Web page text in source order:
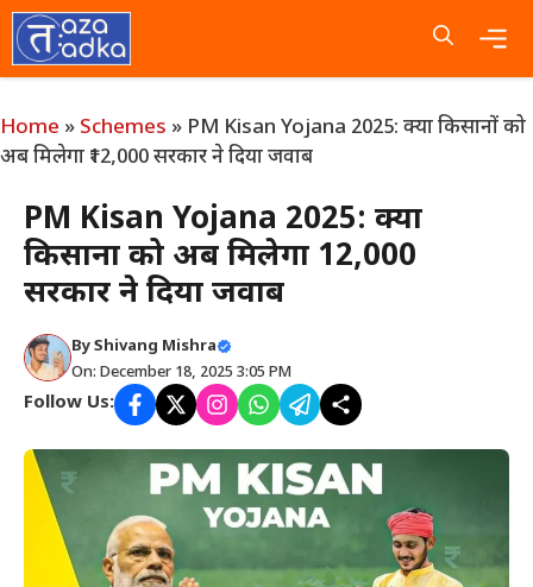
Skip
to
content
Home » Schemes » PM Kisan Yojana 2025: क्या किसानों को
अब मिलेगा ₹12,000 सरकार ने दिया जवाब
PM Kisan Yojana 2025: क्या
किसानों को अब मिलेगा ₹12,000
सरकार ने दिया जवाब
ByShivang Mishra
On: December 18, 2025 3:05 PM
Follow Us: